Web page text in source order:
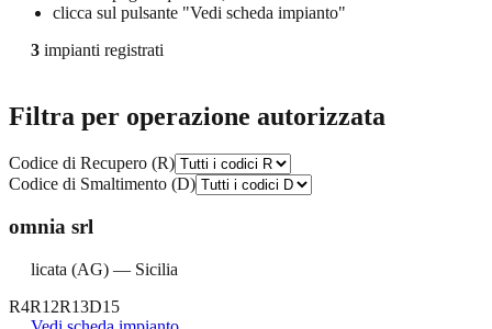
clicca sul pulsante "Vedi scheda impianto"
3 impianti registrati
Filtra per operazione autorizzata
Codice di Recupero (R)
Codice di Smaltimento (D)
omnia srl
licata (AG) — Sicilia
R4R12R13D15